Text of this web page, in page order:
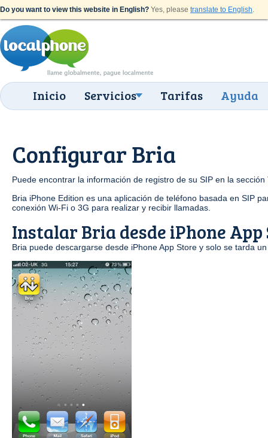
Do you want to view this website in English? Yes, please translate to English.
Inicio Servicios Tarifas Ayuda
Configurar Bria
Puede encontrar la información de registro de su SIP en la sección
Bria iPhone Edition es una aplicación de teléfono basada en SIP
conexión Wi-Fi o 3G para realizar y recibir llamadas.
Instalar Bria desde iPhone App
Bria puede descargarse desde iPhone App Store y solo se tarda